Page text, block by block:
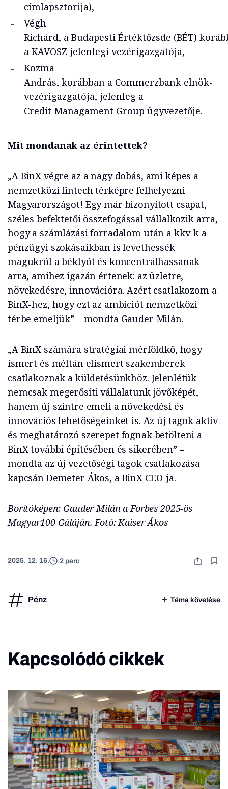
címlapsztorija),
Végh
Richárd, a Budapesti Értéktőzsde (BÉT)
a KAVOSZ jelenlegi vezérigazgatója,
Kozma
András, korábban a Commerzbank elnök-
vezérigazgatója, jelenleg a
Credit Managament Group ügyvezetője.
Mit mondanak az érintettek?
„A BinX végre az a nagy dobás, ami képes a
nemzetközi fintech térképre felhelyezni
Magyarországot! Egy már bizonyított csapat,
széles befektetői összefogással vállalkozik arra,
hogy a számlázási forradalom után a kkv-k a
pénzügyi szokásaikban is levethessék
magukról a béklyót és koncentrálhassanak
arra, amihez igazán értenek: az üzletre,
növekedésre, innovációra. Azért csatlakozom a
BinX-hez, hogy ezt az ambíciót nemzetközi
térbe emeljük” – mondta Gauder Milán.
„A BinX számára stratégiai mérföldkő, hogy
ismert és méltán elismert szakemberek
csatlakoznak a küldetésünkhöz. Jelenlétük
nemcsak megerősíti vállalatunk jövőképét,
hanem új szintre emeli a növekedési és
innovációs lehetőségeinket is. Az új tagok aktív
és meghatározó szerepet fognak betölteni a
BinX további építésében és sikerében” –
mondta az új vezetőségi tagok csatlakozása
kapcsán Demeter Ákos, a BinX CEO-ja.
Borítóképen: Gauder Milán a Forbes 2025-ös
Magyar100 Gáláján. Fotó: Kaiser Ákos
2025. 12. 16. 2 perc
Pénz Téma követése
Kapcsolódó cikkek